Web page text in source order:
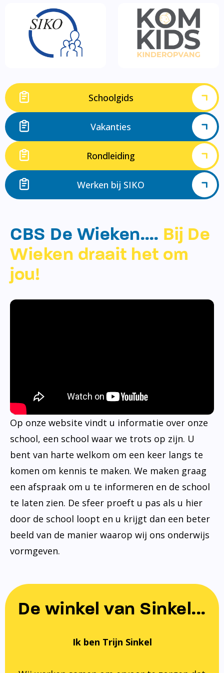
Schoolgids
Vakanties
Rondleiding
Werken bij SIKO
CBS De Wieken…. Bij De
Wieken draait het om
jou!
Op onze website vindt u informatie over onze
school, een school waar we trots op zijn. U
bent van harte welkom om een keer langs te
komen om kennis te maken. We maken graag
een afspraak om u te informeren en de school
te laten zien. De sfeer proeft u pas als u hier
door de school loopt en u krijgt dan een beter
beeld van de manier waarop wij ons onderwijs
vormgeven.
De winkel van Sinkel...
Ik ben Trijn Sinkel